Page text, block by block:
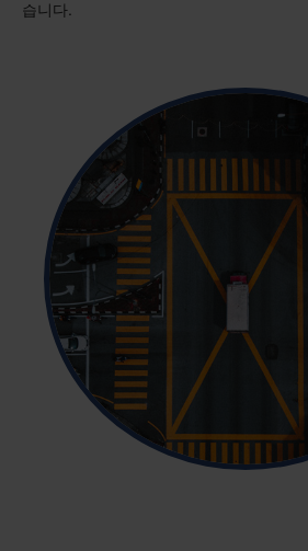
습니다.